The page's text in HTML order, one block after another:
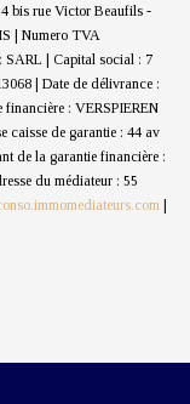
bis rue Victor Beaufils -
| Numero TVA
SARL | Capital social : 7
| Date de délivrance :
: VERSPIEREN
caisse de garantie : 44 av
de la garantie financière :
du médiateur : 55
|